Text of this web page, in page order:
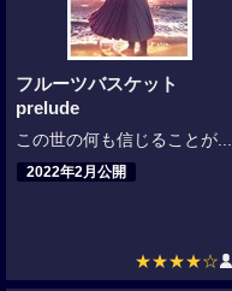
フルーツバスケット
prelude
この世の何も信じることが...
2022年2月公開
★★★★☆